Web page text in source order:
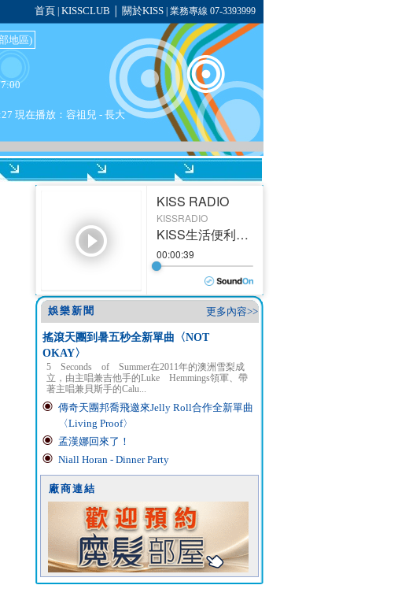
首頁 KISSCLUB 關於KISS| 業務專線 07-3393999
地區)
現在播放： 容祖兒- 長大
更多內容>>
娛樂新聞
搖滾天團到暑五秒全新單曲〈NOT
OKAY〉
5 Seconds of Summer在2011年的澳洲雪梨成
立，由主唱兼吉他手的Luke Hemmings領軍、帶
著主唱兼貝斯手的Calu...
傳奇天團邦喬飛邀來Jelly Roll合作全新單曲
〈Living Proof〉
孟漢娜回來了！
Niall Horan - Dinner Party
廠商連結